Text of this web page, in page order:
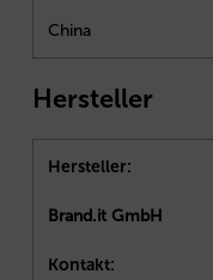
China
Hersteller
Hersteller:
Brand.it GmbH
Kontakt: